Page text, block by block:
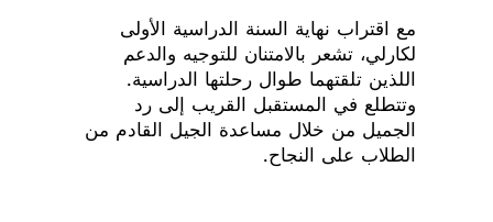
مع اقتراب نهاية السنة الدراسية الأولى
لكارلي، تشعر بالامتنان للتوجيه والدعم
اللذين تلقتهما طوال رحلتها الدراسية.
وتتطلع في المستقبل القريب إلى رد
الجميل من خلال مساعدة الجيل القادم من
الطلاب على النجاح.